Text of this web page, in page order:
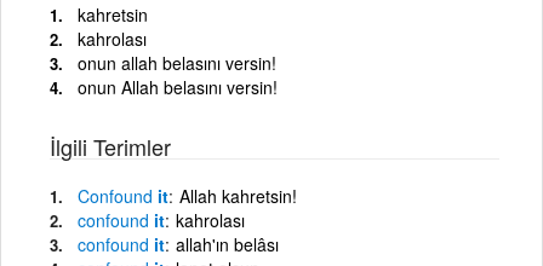
kahretsin
kahrolası
onun allah belasını versin!
onun Allah belasını versin!
İlgili Terimler
Confound it Allah kahretsin!
confound it kahrolası
confound it allah'ın belâsı